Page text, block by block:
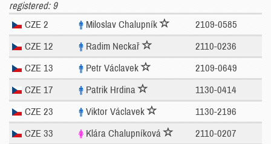
registered: 9
CZE 2
Miloslav Chalupník 2109-0585
CZE 12 Radim Neckař 2110-0236
CZE 13 Petr Václavek 2109-0649
CZE 17 Patrik Hrdina 1130-0414
CZE 23 Viktor Václavek 1130-2196
CZE 33 Klára Chalupníková 2110-0207